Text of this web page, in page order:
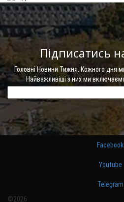
Підписатись
Головні Новини Тижня. Кожного дня
Найважливіші з них ми
Facebook
Youtube
Telegram
©2026